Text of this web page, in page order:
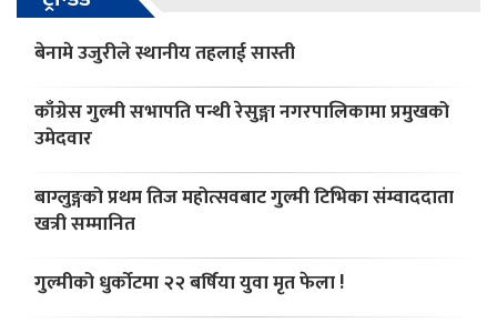
बेनामे उजुरीले स्थानीय तहलाई सास्ती
काँग्रेस गुल्मी सभापति पन्थी रेसुङ्गा नगरपालिकामा प्रमुखको
उमेदवार
बाग्लुङ्गको प्रथम तिज महोत्सवबाट गुल्मी टिभिका संम्वाददाता
खत्री सम्मानित
गुल्मीको धुर्काेटमा २२ बर्षिया युवा मृत फेला !